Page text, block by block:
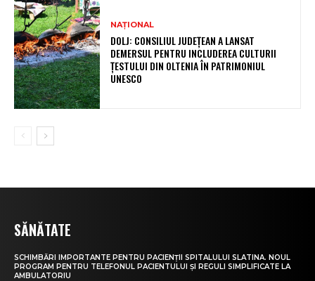
NAȚIONAL
DOLJ: CONSILIUL JUDEȚEAN A LANSAT
DEMERSUL PENTRU INCLUDEREA CULTURII
ȚESTULUI DIN OLTENIA ÎN PATRIMONIUL
UNESCO
SĂNĂTATE
SCHIMBĂRI IMPORTANTE PENTRU PACIENȚII SPITALULUI SLATINA. NOUL
PROGRAM PENTRU TELEFONUL PACIENTULUI ȘI REGULI SIMPLIFICATE LA
AMBULATORIU